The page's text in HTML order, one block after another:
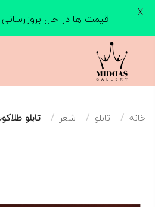
خانه تابلو شعر تابلو
قیمت ها در حال X